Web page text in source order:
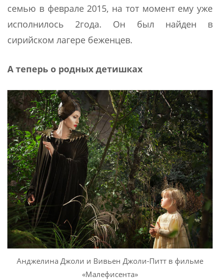
семью в феврале 2015, на тот момент ему уже
исполнилось 2года. Он был найден в
сирийском лагере беженцев.
А теперь о родных детишках
Анджелина Джоли и Вивьен Джоли-Питт в фильме
«Малефисента»